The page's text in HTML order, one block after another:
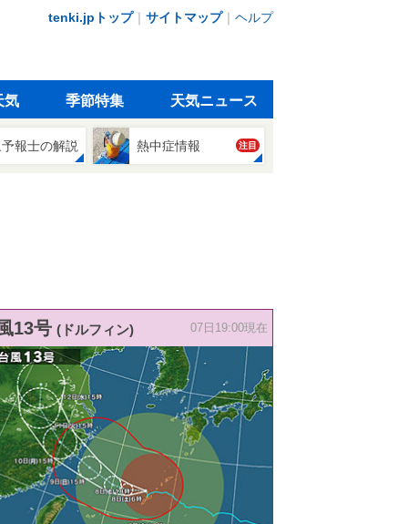
tenki.jpトップ｜ サイトマップ｜ ヘルプ
気 季節特集 天気ニュース
報士の解説 熱中症情報 注目
13号 (ドルフィン) 07日19:00現在